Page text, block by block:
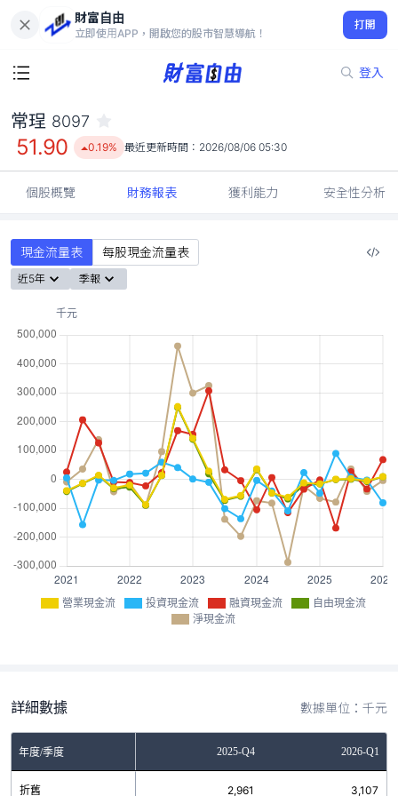
財富自由
立即使用APP，開啟您的股市智慧導航！
打開
登入
51.90
0.19%
常珵 8097
51.90 0.19% 最近更新時間： 2026/08/06 05:30
個股概覽 財務報表 獲利能力 安全性分析
現金流量表 每股現金流量表
近5年 季報
營業現金流 投資現金流 融資現金流
自由現金流
淨現金流
詳細數據 數據單位：千元
年度/季度 2025-Q4 2026-Q1
折舊 2,961 3,107